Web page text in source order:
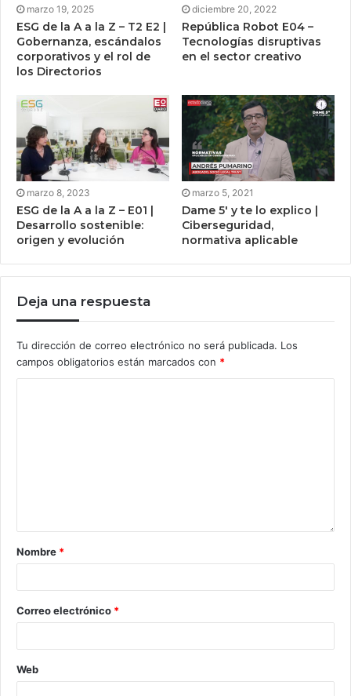
marzo 19, 2025
ESG de la A a la Z – T2 E2 |
Gobernanza, escándalos
corporativos y el rol de
los Directorios
diciembre 20, 2022
República Robot E04 –
Tecnologías disruptivas
en el sector creativo
marzo 8, 2023
ESG de la A a la Z – E01 |
Desarrollo sostenible:
origen y evolución
marzo 5, 2021
Dame 5′ y te lo explico |
Ciberseguridad,
normativa aplicable
Deja una respuesta
Tu dirección de correo electrónico no será publicada. Los
campos obligatorios están marcados con *
Nombre *
Correo electrónico *
Web